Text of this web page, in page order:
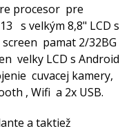
procesor pre
s velkým 8,8" LCD s
pamat 2/32BG
velky LCD s Android
cuvacej kamery,
, Wifi a 2x USB.
a taktiež